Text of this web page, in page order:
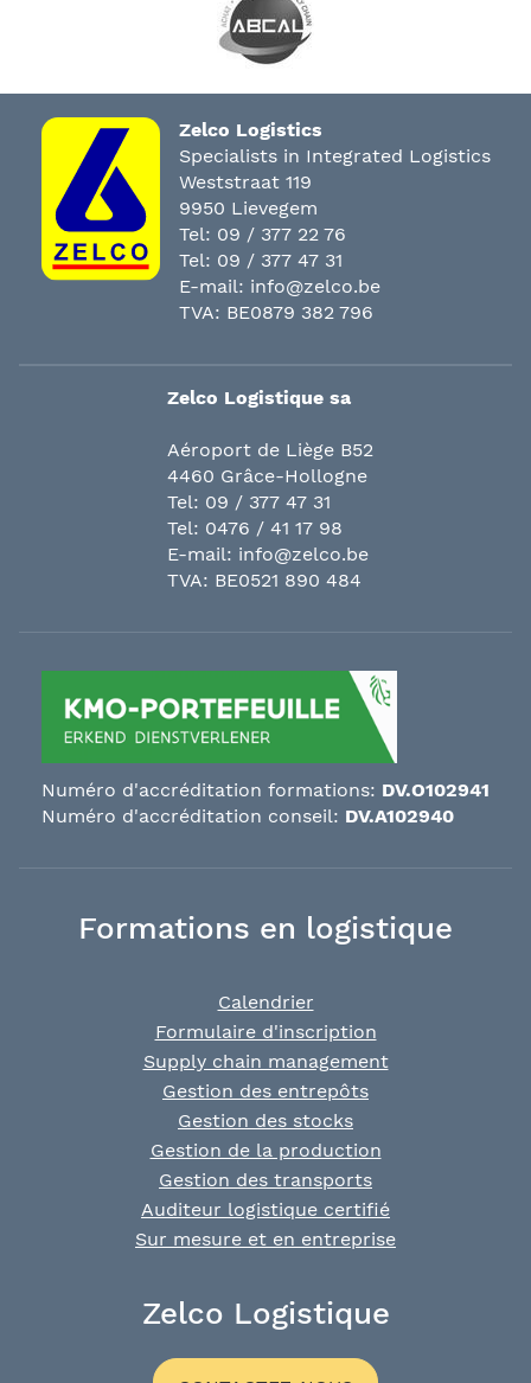
Zelco Logistics
Specialists in Integrated Logistics
Weststraat 119
9950 Lievegem
Tel: 09 / 377 22 76
Tel: 09 / 377 47 31
E-mail: info@zelco.be
TVA: BE0879 382 796
Numéro d'accréditation formations: DV.O102941
Numéro d'accréditation conseil: DV.A102940
Zelco Logistique sa
Aéroport de Liège B52
4460 Grâce-Hollogne
Tel: 09 / 377 47 31
Tel: 0476 / 41 17 98
E-mail: info@zelco.be
TVA: BE0521 890 484
Formations en logistique
Calendrier
Formulaire d'inscription
Supply chain management
Gestion des entrepôts
Gestion des stocks
Gestion de la production
Gestion des transports
Auditeur logistique certifié
Sur mesure et en entreprise
Zelco Logistique